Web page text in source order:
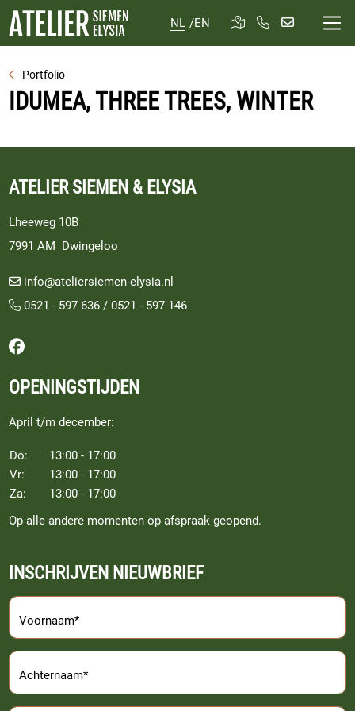
NL /EN
Portfolio
IDUMEA, THREE TREES, WINTER
ATELIER SIEMEN & ELYSIA
Lheeweg 10B
7991 AM Dwingeloo
info@ateliersiemen-elysia.nl
0521 - 597 636 /0521 - 597 146
Volg ons op Facebook
OPENINGSTIJDEN
April t/m december:
Do:
13:00 - 17:00
Vr:
13:00 - 17:00
Za:
13:00 - 17:00
Op alle andere momenten op afspraak geopend.
INSCHRIJVEN NIEUWBRIEF
Voornaam*
Achternaam*